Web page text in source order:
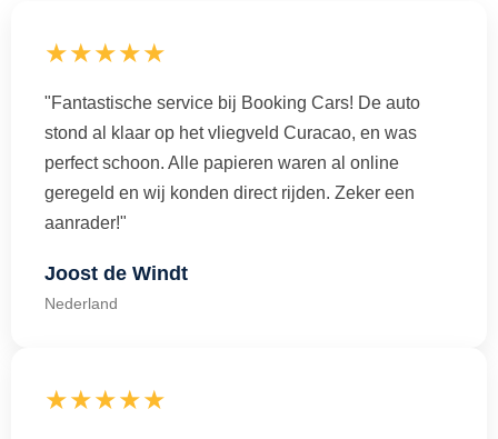
★★★★★
"Fantastische service bij Booking Cars! De auto
stond al klaar op het vliegveld Curacao, en was
perfect schoon. Alle papieren waren al online
geregeld en wij konden direct rijden. Zeker een
aanrader!"
Joost de Windt
Nederland
★★★★★